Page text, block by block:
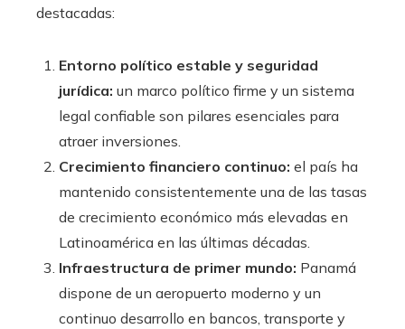
destacadas:
Entorno político estable y seguridad
jurídica: un marco político firme y un sistema
legal confiable son pilares esenciales para
atraer inversiones.
Crecimiento financiero continuo: el país ha
mantenido consistentemente una de las tasas
de crecimiento económico más elevadas en
Latinoamérica en las últimas décadas.
Infraestructura de primer mundo: Panamá
dispone de un aeropuerto moderno y un
continuo desarrollo en bancos, transporte y